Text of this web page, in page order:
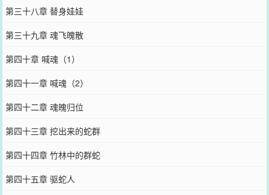
第三十八章 替身娃娃
第三十九章 魂飞魄散
第四十章 喊魂（1）
第四十一章 喊魂（2）
第四十二章 魂魄归位
第四十三章 挖出来的蛇群
第四十四章 竹林中的群蛇
第四十五章 驱蛇人